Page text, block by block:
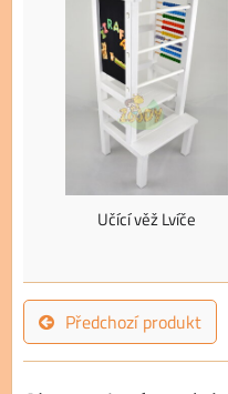
Učící věž Lvíče
Předchozí produkt